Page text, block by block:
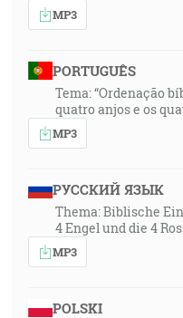
MP3
PORTUGUÊS
Tema: “Ordenação
quatro anjos e os
MP3
РУССКИЙ ЯЗЫК
Thema: Biblische
4 Engel und die 4
MP3
POLSKI